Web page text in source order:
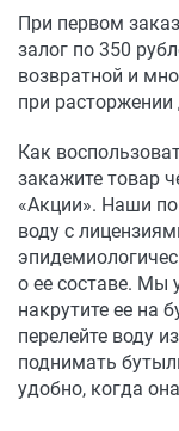
При первом
залог по 350
возвратной и
при расторжении
Как
закажите товар
«Акции». Наши
воду с
о ее составе. Мы
накрутите ее на
перелейте воду
поднимать
удобно, когда